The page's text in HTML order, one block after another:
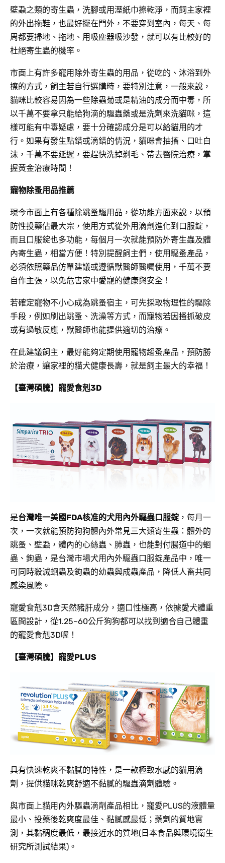
壁蝨之類的寄生蟲，洗腳或用溼紙巾擦乾淨，而飼主家裡
的外出拖鞋，也最好擺在門外，不要穿到室內，每天、每
周都要掃地、拖地、用吸塵器吸沙發，就可以有比較好的
杜絕寄生蟲的機率。
市面上有許多寵用除外寄生蟲的用品，從吃的、沐浴到外
擦的方式，飼主若自行選購時，要特別注意，一般來說，
貓咪比較容易因為一些除蟲菊或是精油的成分而中毒，所
以千萬不要拿只能給狗滴的驅蟲藥或是洗劑來洗貓咪，這
樣可能有中毒疑慮，要十分確認成分是可以給貓用的才
行。如果有發生點錯或滴錯的情況，貓咪會抽搐、口吐白
沫，千萬不要延遲，要趕快洗掉剃毛、帶去醫院治療，掌
握黃金治療時間！
寵物除蚤用品推薦
現今市面上有各種除跳蚤驅用品，從功能方面來說，以預
防性投藥佔最大宗，使用方式從外用滴劑進化到口服錠，
而且口服錠也多功能，每個月一次就能預防外寄生蟲及體
內寄生蟲，相當方便！特別提醒飼主們，使用驅蚤產品，
必須依照藥品仿單建議或遵循獸醫師醫囑使用，千萬不要
自作主張，以免危害家中愛寵的健康與安全！
若確定寵物不小心成為跳蚤宿主，可先採取物理性的驅除
手段，例如刷出跳蚤、洗澡等方式，而寵物若因搔抓破皮
或有過敏反應，獸醫師也能提供適切的治療。
在此建議飼主，最好能夠定期使用寵物趨蚤產品，預防勝
於治療，讓家裡的貓犬健康長壽，就是飼主最大的幸福！
【臺灣碩騰】寵愛食剋3D
是台灣唯一美國FDA核准的犬用內外驅蟲口服錠 ，每月一
次，一次就能預防狗狗體內外常見三大類寄生蟲：體外的
跳蚤、壁蝨，體內的心絲蟲、肺蟲，也能對付腸道中的蛔
蟲、鉤蟲，是台灣市場犬用內外驅蟲口服錠產品中，唯一
可同時殺滅蛔蟲及鉤蟲的幼蟲與成蟲產品，降低人畜共同
感染風險。
寵愛食剋3D含天然豬肝成分，適口性極高，依據愛犬體重
區間設計，從1.25~60公斤狗狗都可以找到適合自己體重
的寵愛食剋3D喔！
【臺灣碩騰】寵愛PLUS
具有快速乾爽不黏膩的特性，是一款極致水感的貓用滴
劑，提供貓咪乾爽舒適不黏膩的驅蟲滴劑體驗。
與市面上貓用內外驅蟲滴劑產品相比，寵愛PLUS的液體量
最小、投藥後乾爽度最佳、黏膩感最低；藥劑的質地實
測，其黏稠度最低，最接近水的質地(日本食品與環境衛生
研究所測試結果)。